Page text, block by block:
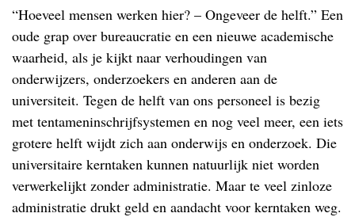
“Hoeveel mensen werken hier? – Ongeveer de helft.” Een
oude grap over bureaucratie en een nieuwe academische
waarheid, als je kijkt naar verhoudingen van
onderwijzers, onderzoekers en anderen aan de
universiteit. Tegen de helft van ons personeel is bezig
met tentameninschrijfsystemen en nog veel meer, een iets
grotere helft wijdt zich aan onderwijs en onderzoek. Die
universitaire kerntaken kunnen natuurlijk niet worden
verwerkelijkt zonder administratie. Maar te veel zinloze
administratie drukt geld en aandacht voor kerntaken weg.